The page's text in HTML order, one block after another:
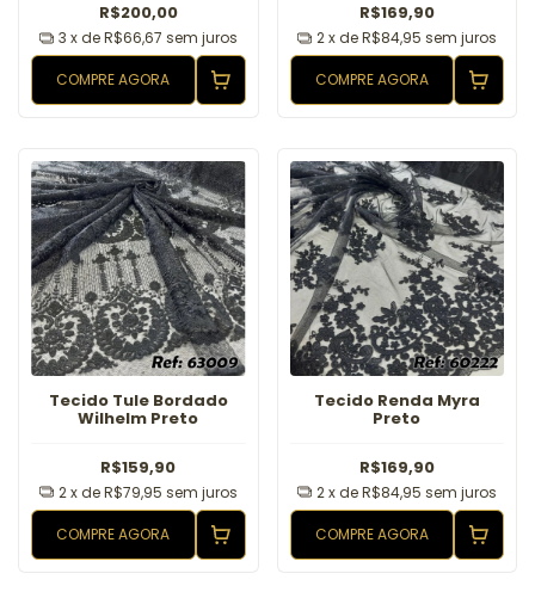
R$200,00
3 x deR$66,67 sem juros
COMPRE AGORA
R$169,90
2x deR$84,95 sem juros
COMPRE AGORA
Tecido Tule Bordado
Wilhelm Preto
R$159,90
2x deR$79,95 sem juros
COMPRE AGORA
Tecido Renda Myra
Preto
R$169,90
2x deR$84,95 sem juros
COMPRE AGORA